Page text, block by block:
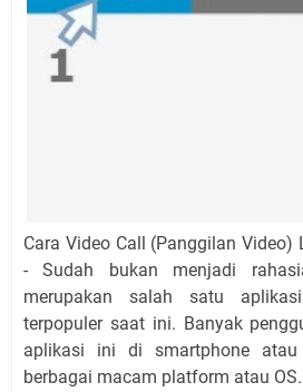
Cara Video Call (Panggilan Video)
- Sudah bukan menjadi
merupakan salah satu
terpopuler saat ini. Banyak
aplikasi ini di smartphone
berbagai macam platform atau